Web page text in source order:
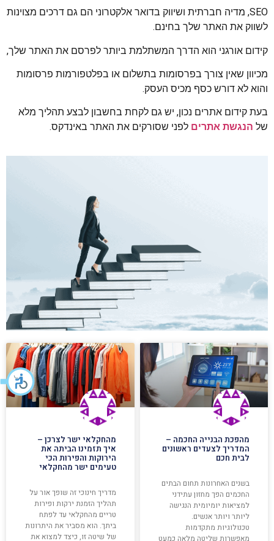
SEO, מדיה חברתית ושיווק בדואר אלקטרוני הם גם דרכים מצוינות
לשווק את האתר שלך בחינם.
קידום אורגני הוא הדרך המשתלמת ביותר לפרסם את האתר שלך,
מכיוון שאין צורך בפרסומות בתשלום או בפלטפורמות פרסומות
והוא לא דורש כסף מכיס העסק.
בעת קידום אתרים נכון, יש גם לקחת בחשבון לבצע תהליך מלא
של הנגשת אתרים לפני שסורקים את האתר באינדקס.
מהפכת הבנייה החכמה –
המדריך לצעדים ראשונים
לבית חכם
בשנים האחרונות תחום הבתים
החכמים הפך מחזון עתידני
למציאות יומיומית הנגישה
ליותר ויותר אנשים.
טכנולוגיות מתקדמות
מאפשרות שליטה מלאה כמעט
מהחקלאי ישר לצרכן –
איך תזמינו הביתה את
הירוקות והפירות הכי
טעימים ישר מהחקלאי
מדריך חינוכי זה שופך אור על
תהליך הזמנת ירקות ופירות
טריים מהחקלאי עד לפתח
ביתך. הוא מסביר את היתרונות
של שיטה זו, כיצד למצוא את